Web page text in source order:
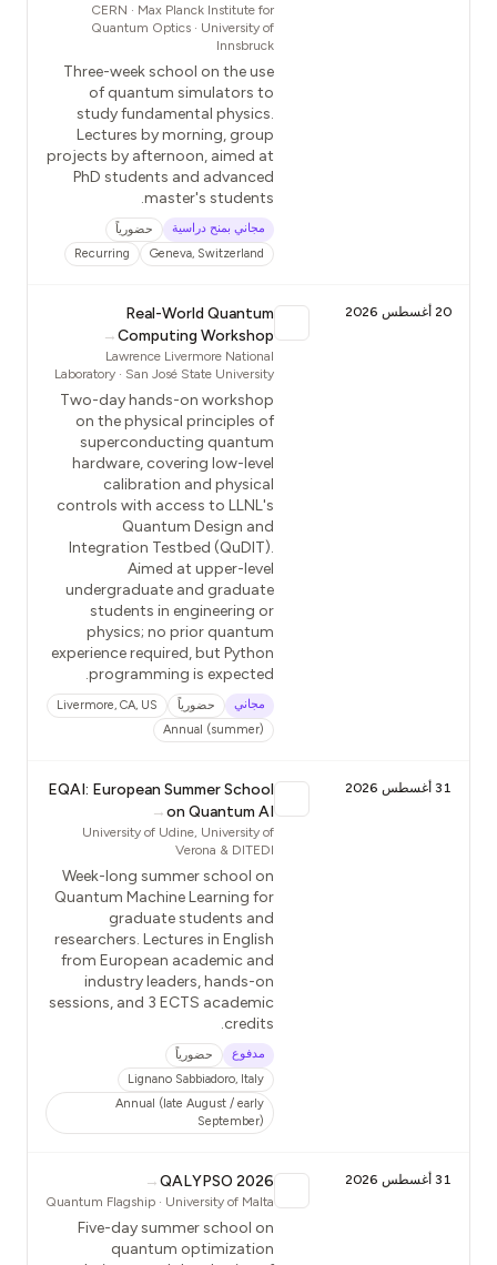
CERN · Max Planck Institute for
Quantum Optics · University of
Innsbruck
Three-week school on the use
of quantum simulators to
study fundamental physics.
Lectures by morning, group
projects by afternoon, aimed at
PhD students and advanced
master's students.
مجاني بمنح دراسية
حضورياً
Geneva, Switzerland
Recurring
20 أغسطس 2026
Real-World Quantum
Computing Workshop
→
Lawrence Livermore National
Laboratory · San José State University
Two-day hands-on workshop
on the physical principles of
superconducting quantum
hardware, covering low-level
calibration and physical
controls with access to LLNL's
Quantum Design and
Integration Testbed (QuDIT).
Aimed at upper-level
undergraduate and graduate
students in engineering or
physics; no prior quantum
experience required, but Python
programming is expected.
مجاني حضورياً
Livermore, CA, US
Annual (summer)
31 أغسطس 2026
EQAI: European Summer School
on Quantum AI
→
University of Udine, University of
Verona & DITEDI
Week-long summer school on
Quantum Machine Learning for
graduate students and
researchers. Lectures in English
from European academic and
industry leaders, hands-on
sessions, and 3 ECTS academic
credits.
مدفوع
حضورياً
Lignano Sabbiadoro, Italy
Annual (late August / early
September)
31 أغسطس 2026 QALYPSO 2026
→
Quantum Flagship · University of Malta
Five-day summer school on
quantum optimization